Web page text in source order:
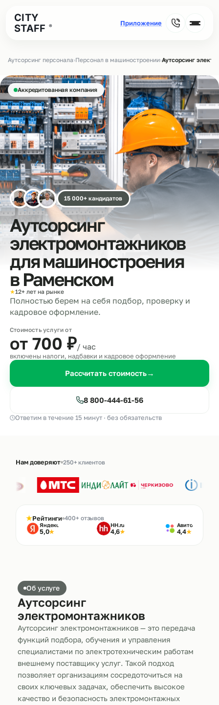
CITY
STAFF
®
Аутсорсинг персонала›Персонал в машиностроении›Аутсорсинг
Аккредитованная компания
15 000+ кандидатов
Аутсорсинг
электромонтажников
для машиностроения
в Раменском
★12+ лет на рынке
Полностью берем на себя подбор, проверку и
кадровое оформление.
Стоимость услуги от
от 700 ₽/ час
включены налоги, надбавки и кадровое оформление
Рассчитать стоимость→
8 800-444-61-56
Ответим в течение 15 минут · без обязательств
Нам доверяют 250+ клиентов
★Рейтинги 400+ отзывов
Яндекс
5,0★
HH.ru
4,6★
Авито
4,4★
Об услуге
Аутсорсинг
электромонтажников
Аутсорсинг электромонтажников — это передача
функций подбора, обучения и управления
специалистами по электротехническим работам
внешнему поставщику услуг. Такой подход
позволяет организациям сосредоточиться на
своих ключевых задачах, обеспечить высокое
качество и безопасность электромонтажных